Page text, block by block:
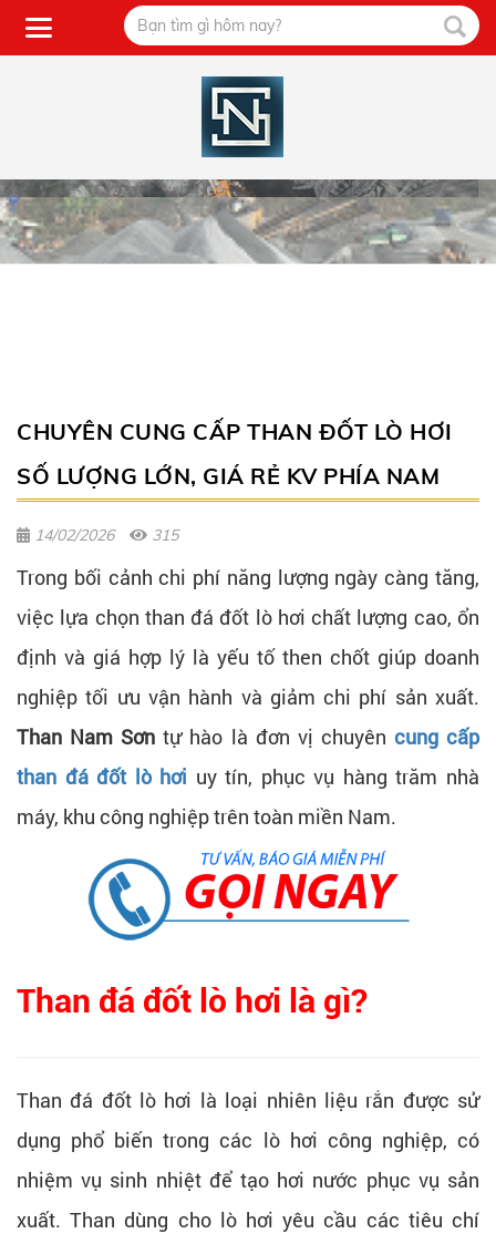
CHUYÊN CUNG CẤP THAN ĐỐT LÒ HƠI
SỐ LƯỢNG LỚN, GIÁ RẺ KV PHÍA NAM
14/02/2026 315
Trong bối cảnh chi phí năng lượng ngày càng tăng,
việc lựa chọn than đá đốt lò hơi chất lượng cao, ổn
định và giá hợp lý là yếu tố then chốt giúp doanh
nghiệp tối ưu vận hành và giảm chi phí sản xuất.
Than Nam Sơn tự hào là đơn vị chuyên cung cấp
than đá đốt lò hơi uy tín, phục vụ hàng trăm nhà
máy, khu công nghiệp trên toàn miền Nam.
Than đá đốt lò hơi là gì?
Than đá đốt lò hơi là loại nhiên liệu rắn được sử
dụng phổ biến trong các lò hơi công nghiệp, có
nhiệm vụ sinh nhiệt để tạo hơi nước phục vụ sản
xuất. Than dùng cho lò hơi yêu cầu các tiêu chí